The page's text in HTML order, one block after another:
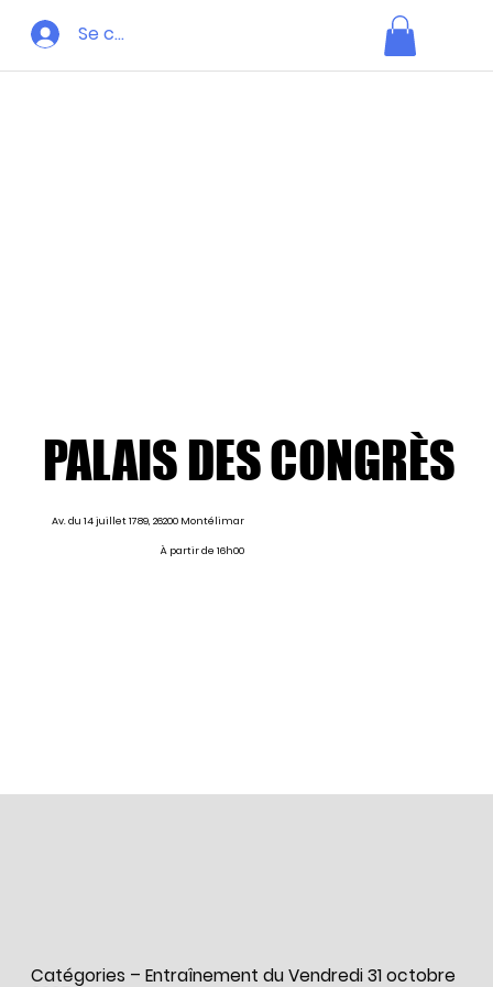
Se connecter
PALAIS DES CONGRÈS
PALAIS DES CONGRÈS
Av. du 14 juillet 1789, 26200 Montélimar
À partir de 16h00
Catégories – Entraînement du Vendredi 31 octobre